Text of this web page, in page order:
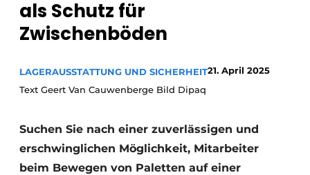
als Schutz für
Zwischenböden
LAGERAUSSTATTUNG UND SICHERHEIT21. April 2025
Text Geert Van Cauwenberge Bild Dipaq
Suchen Sie nach einer zuverlässigen und
erschwinglichen Möglichkeit, Mitarbeiter
beim Bewegen von Paletten auf einer